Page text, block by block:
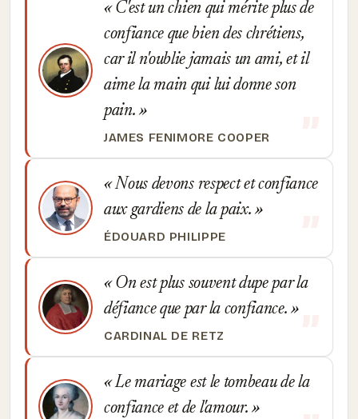
C'est un chien qui mérite plus de
confiance que bien des chrétiens,
car il n'oublie jamais un ami, et il
aime la main qui lui donne son
pain.
JAMES FENIMORE COOPER
Nous devons respect et confiance
aux gardiens de la paix.
ÉDOUARD PHILIPPE
On est plus souvent dupe par la
défiance que par la confiance.
CARDINAL DE RETZ
Le mariage est le tombeau de la
confiance et de l'amour.